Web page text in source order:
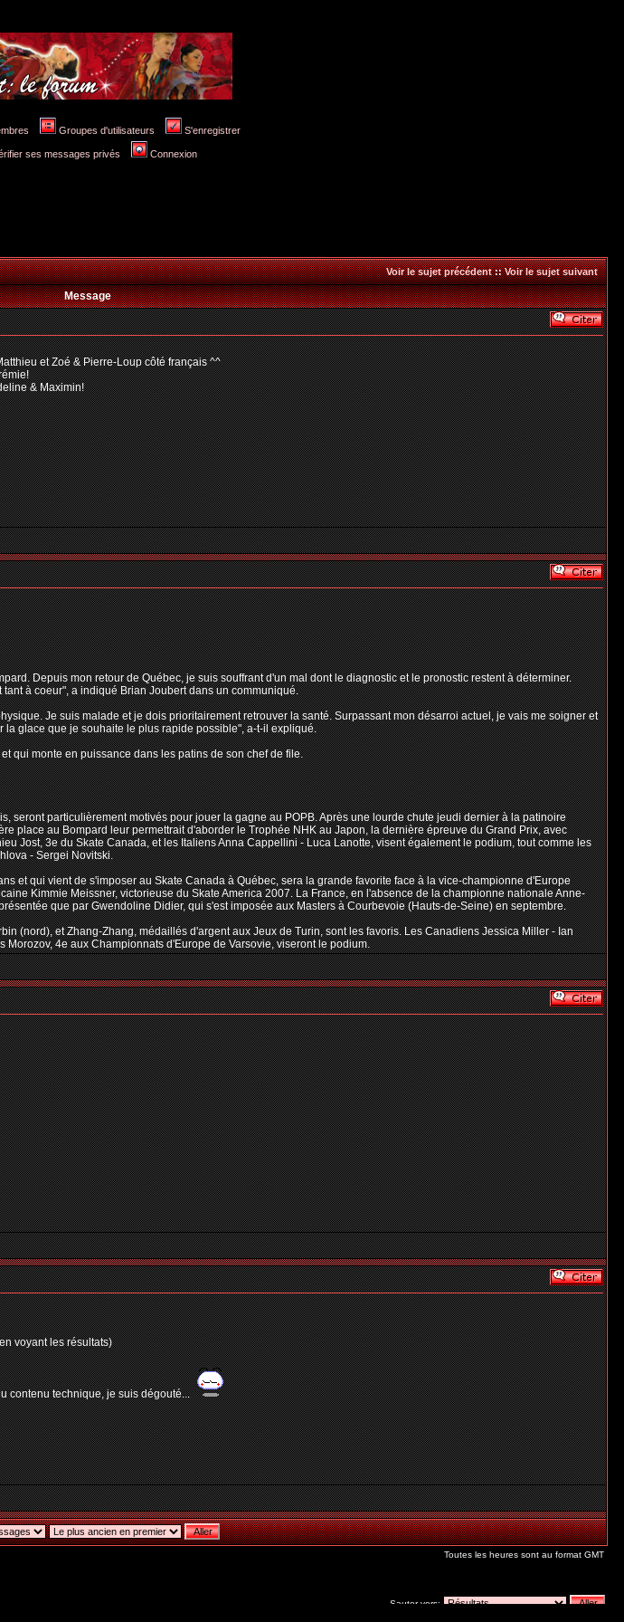
Groupes d'utilisateurs S'enregistrer
ses messages privés Connexion
Voir le sujet précédent::Voir le sujet suivant
Message
et Zoé & Pierre-Loup côté français ^^
& Maximin!
Depuis mon retour de Québec, je suis souffrant d'un mal dont le diagnostic et le pronostic restent à déterminer.
à coeur", a indiqué Brian Joubert dans un communiqué.
Je suis malade et je dois prioritairement retrouver la santé. Surpassant mon désarroi actuel, je vais me soigner et
glace que je souhaite le plus rapide possible", a-t-il expliqué.
qui monte en puissance dans les patins de son chef de file.
seront particulièrement motivés pour jouer la gagne au POPB. Après une lourde chute jeudi dernier à la patinoire
place au Bompard leur permettrait d'aborder le Trophée NHK au Japon, la dernière épreuve du Grand Prix, avec
Jost, 3e du Skate Canada, et les Italiens Anna Cappellini - Luca Lanotte, visent également le podium, tout comme les
- Sergei Novitski.
et qui vient de s'imposer au Skate Canada à Québec, sera la grande favorite face à la vice-championne d'Europe
Kimmie Meissner, victorieuse du Skate America 2007. La France, en l'absence de la championne nationale Anne-
que par Gwendoline Didier, qui s'est imposée aux Masters à Courbevoie (Hauts-de-Seine) en septembre.
(nord), et Zhang-Zhang, médaillés d'argent aux Jeux de Turin, sont les favoris. Les Canadiens Jessica Miller - Ian
4e aux Championnats d'Europe de Varsovie, viseront le podium.
voyant les résultats)
contenu technique, je suis dégouté...
Toutes les heures sont au format GMT
Sauter vers: